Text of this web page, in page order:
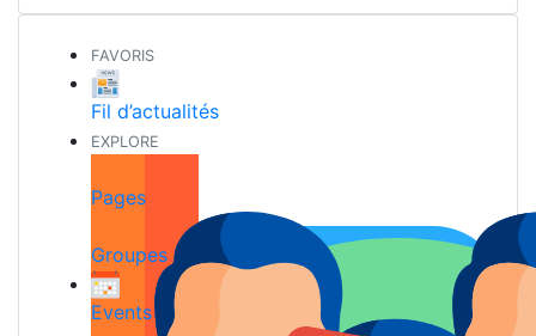
FAVORIS
Fil d’actualités
EXPLORE
Pages
Groupes
Events